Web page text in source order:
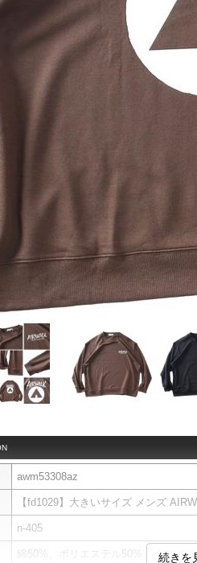
awm53308az
【fd1029】大きいサイズ メンズ
n-405
綿50%、ポリエステル50% 続きを